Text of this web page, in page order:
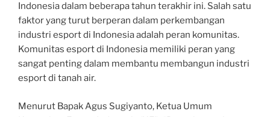
Indonesia dalam beberapa tahun terakhir ini. Salah satu
faktor yang turut berperan dalam perkembangan
industri esport di Indonesia adalah peran komunitas.
Komunitas esport di Indonesia memiliki peran yang
sangat penting dalam membantu membangun industri
esport di tanah air.
Menurut Bapak Agus Sugiyanto, Ketua Umum